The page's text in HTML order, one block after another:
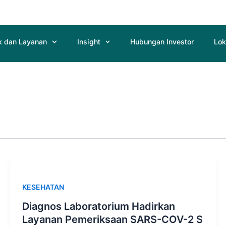
dan Layanan Insight Hubungan Investor
KESEHATAN
Diagnos Laboratorium Hadirkan
Layanan Pemeriksaan SARS-COV-2 S